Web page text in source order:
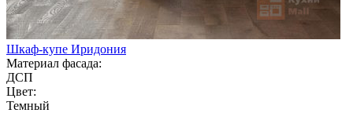
Шкаф-купе Иридония
Материал фасада:
ДСП
Цвет:
Темный